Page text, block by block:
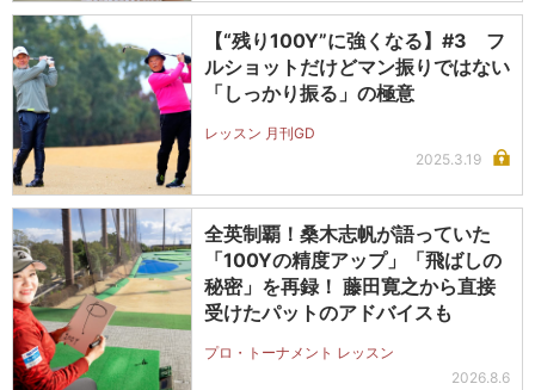
【“残り100Y”に強くなる】#3 フ
ルショットだけどマン振りではない
「しっかり振る」の極意
レッスン 月刊GD
2025.3.19
全英制覇！桑木志帆が語っていた
「100Yの精度アップ」「飛ばしの
秘密」を再録！ 藤田寛之から直接
受けたパットのアドバイスも
プロ・トーナメント レッスン
2026.8.6